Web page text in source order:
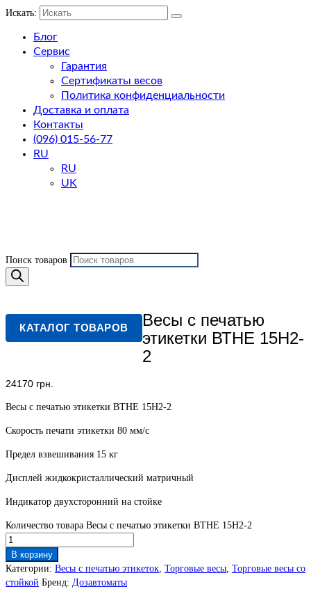
Искать:
Блог
Сервис
Гарантия
Сертификаты весов
Политика конфиденциальности
Доставка и оплата
Контакты
(096) 015-56-77
RU
RU
UK
Поиск товаров
КАТАЛОГ ТОВАРОВ
Весы с печатью
этикетки ВТНЕ 15Н2-
2
24170 грн.
Весы с печатью этикетки ВТНЕ 15Н2-2
Скорость печати этикетки 80 мм/с
Предел взвешивания 15 кг
Дисплей жидкокристаллический матричный
Индикатор двухсторонний на стойке
Количество товара Весы с печатью этикетки ВТНЕ 15Н2-2
В корзину
Категории: Весы с печатью этикеток, Торговые весы, Торговые весы со
стойкой Бренд: Дозавтоматы